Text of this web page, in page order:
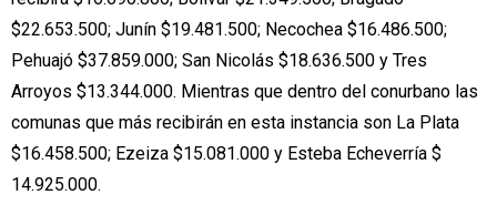
$22.653.500; Junín $19.481.500; Necochea $16.486.500;
Pehuajó $37.859.000; San Nicolás $18.636.500 y Tres
Arroyos $13.344.000. Mientras que dentro del conurbano las
comunas que más recibirán en esta instancia son La Plata
$16.458.500; Ezeiza $15.081.000 y Esteba Echeverría $
14.925.000.